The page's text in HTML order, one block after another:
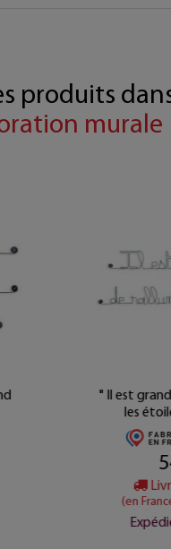
produits
murale
" Il est
les
(en